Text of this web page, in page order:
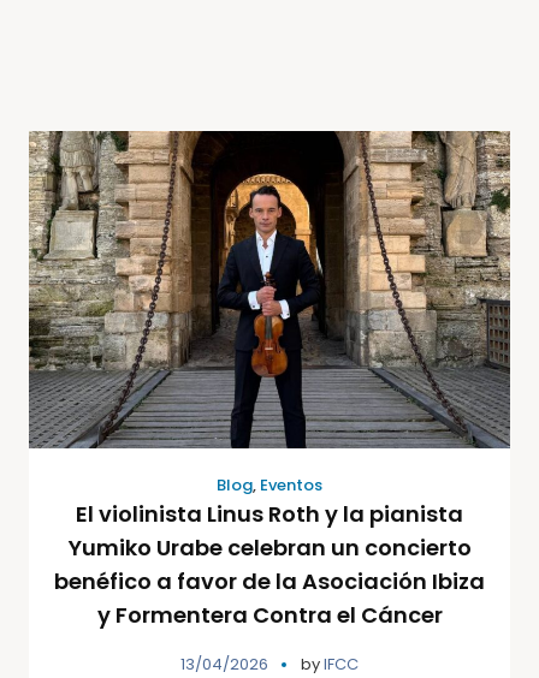
Blog, Eventos
El violinista Linus Roth y la pianista
Yumiko Urabe celebran un concierto
benéfico a favor de la Asociación Ibiza
y Formentera Contra el Cáncer
13/04/2026 byIFCC